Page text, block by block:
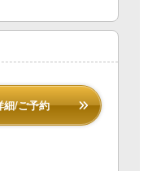
細/ご予約